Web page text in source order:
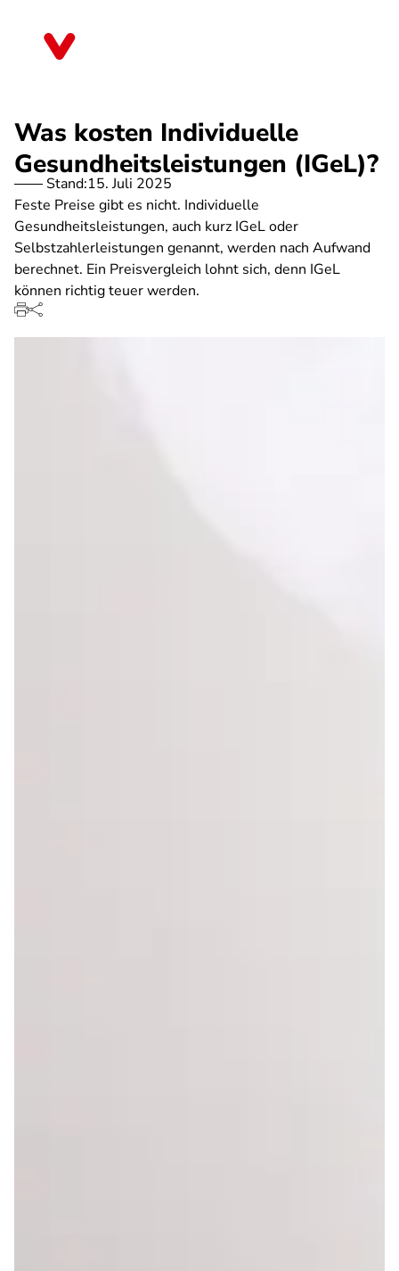
Was kosten Individuelle
Gesundheitsleistungen (IGeL)?
Stand:15. Juli 2025
Feste Preise gibt es nicht. Individuelle
Gesundheitsleistungen, auch kurz IGeL oder
Selbstzahlerleistungen genannt, werden nach Aufwand
berechnet. Ein Preisvergleich lohnt sich, denn IGeL
können richtig teuer werden.